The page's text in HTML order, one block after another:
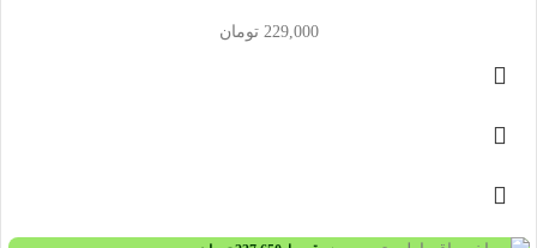
229,000 تومان